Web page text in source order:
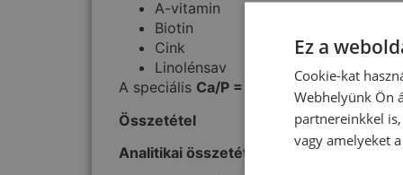
A-vitamin
Biotin
Cink
Linolénsav
A speciális Ca/P = 2
arány a házi
Összetétel
Analitikai összetétel:
Ez a
Cookie-kat
Webhelyünk Ön
partnereinkkel
vagy amelyeket